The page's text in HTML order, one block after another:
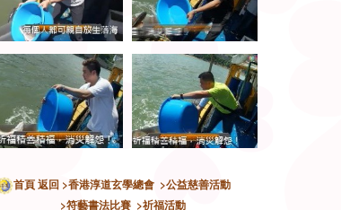
首頁返回 >香港淳道玄學總會 >公益慈善活動
>符藝書法比賽 >祈福活動